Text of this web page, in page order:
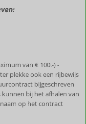
van € 100.-) -
plekke ook een rijbewijs
bijgeschreven
bij het afhalen van
op het contract